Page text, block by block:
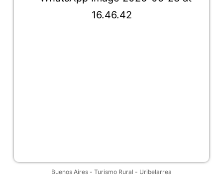
Buenos Aires - Turismo Rural - Uribelarrea